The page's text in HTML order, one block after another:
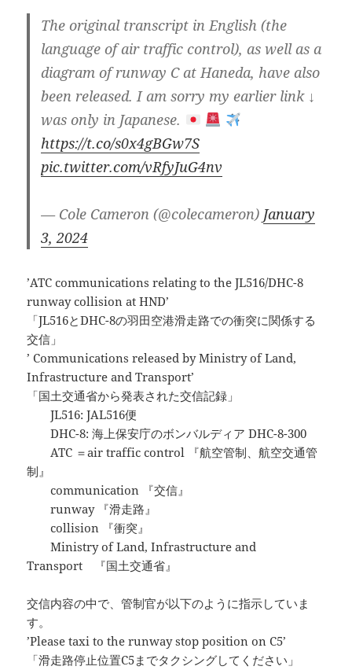
The original transcript in English (the
language of air traffic control), as well as a
diagram of runway C at Haneda, have also
been released. I am sorry my earlier link ↓
was only in Japanese.
https://t.co/s0x4gBGw7S
pic.twitter.com/vRfyJuG4nv
— Cole Cameron (@colecameron) January
3, 2024
’ATC communications relating to the JL516/DHC-8
runway collision at HND’
「JL516とDHC-8の羽田空港滑走路での衝突に関係する
交信」
’ Communications released by Ministry of Land,
Infrastructure and Transport’
「国土交通省から発表された交信記録」
JL516: JAL516便
DHC-8: 海上保安庁のボンバルディア DHC-8-300
ATC ＝air traffic control 『航空管制、航空交通管
制』
communication 『交信』
runway 『滑走路』
collision 『衝突』
Ministry of Land, Infrastructure and
Transport 『国土交通省』
交信内容の中で、管制官が以下のように指示していま
す。
’Please taxi to the runway stop position on C5’
「滑走路停止位置C5までタクシングしてください」